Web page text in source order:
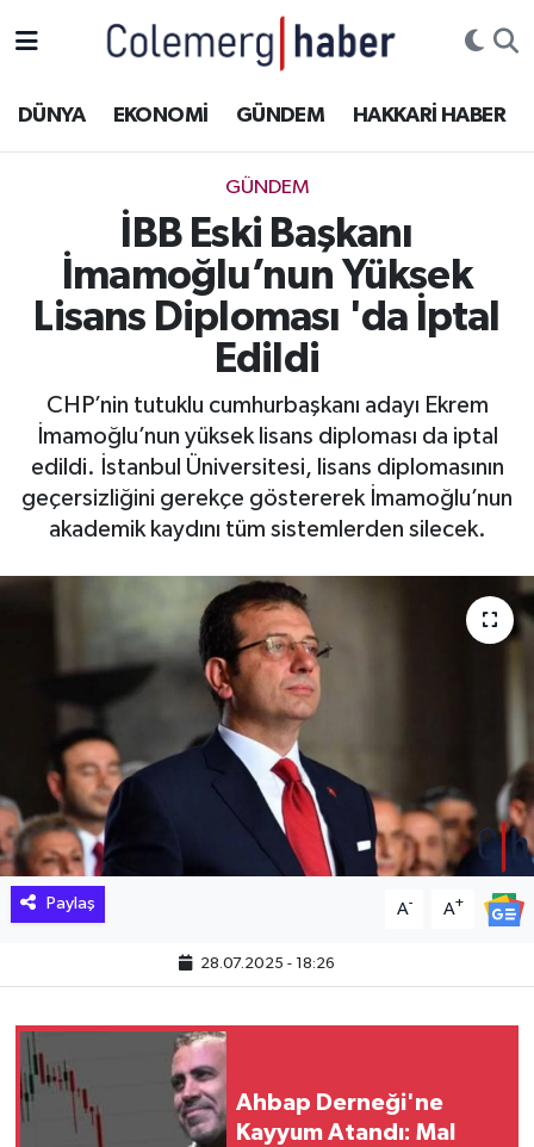
DÜNYA EKONOMİ GÜNDEM HAKKARİ HABER
GÜNDEM
İBB Eski Başkanı
İmamoğlu’nun Yüksek
Lisans Diploması 'da İptal
Edildi
CHP’nin tutuklu cumhurbaşkanı adayı Ekrem
İmamoğlu’nun yüksek lisans diploması da iptal
edildi. İstanbul Üniversitesi, lisans diplomasının
geçersizliğini gerekçe göstererek İmamoğlu’nun
akademik kaydını tüm sistemlerden silecek.
Paylaş A- A+
28.07.2025 - 18:26
Ahbap Derneği'ne
Kayyum Atandı: Mal
ASAYİŞ
ÇOCUK
DOĞA
DÜNYA
EĞİTİM
EKONOMİ
GÜNDEM
Hakkari Haber
İLGİNÇ HABERLER
KADIN
KÜLTÜR SANAT
MAGAZİN
MAKALE
SAĞLIK
SİYASET
Hakkâri Hava Durumu
Hakkari Namaz Vakitleri
Hakkâri Trafik Yoğunluk Haritası
Süper Lig Puan Durumu ve Fikstür
Tüm Manşetler
Son Dakika Haberleri
Haber Arşivi